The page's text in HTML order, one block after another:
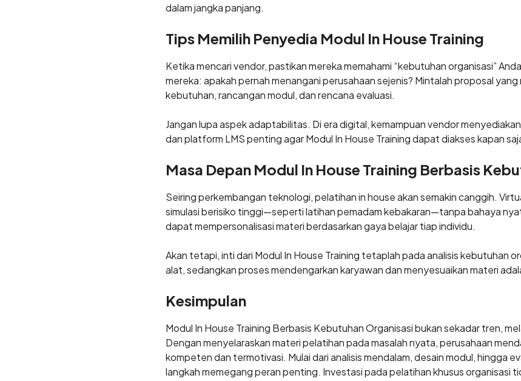
dalam jangka panjang.
Tips Memilih Penyedia Modul In House Training
Ketika mencari vendor, pastikan mereka memahami “kebutuhan organisasi”
mereka: apakah pernah menangani perusahaan sejenis? Mintalah proposal
kebutuhan, rancangan modul, dan rencana evaluasi.
Jangan lupa aspek adaptabilitas. Di era digital, kemampuan vendor
dan platform LMS penting agar Modul In House Training dapat diakses kapan
Masa Depan Modul In House Training Berbasis
Seiring perkembangan teknologi, pelatihan in house akan semakin canggih.
simulasi berisiko tinggi—seperti latihan pemadam kebakaran—tanpa bahaya
dapat mempersonalisasi materi berdasarkan gaya belajar tiap individu.
Akan tetapi, inti dari Modul In House Training tetaplah pada analisis kebutuhan
alat, sedangkan proses mendengarkan karyawan dan menyesuaikan materi
Kesimpulan
Modul In House Training Berbasis Kebutuhan Organisasi bukan sekadar tren,
Dengan menyelaraskan materi pelatihan pada masalah nyata, perusahaan
kompeten dan termotivasi. Mulai dari analisis mendalam, desain modul, hingga
langkah memegang peran penting. Investasi pada pelatihan khusus organisasi